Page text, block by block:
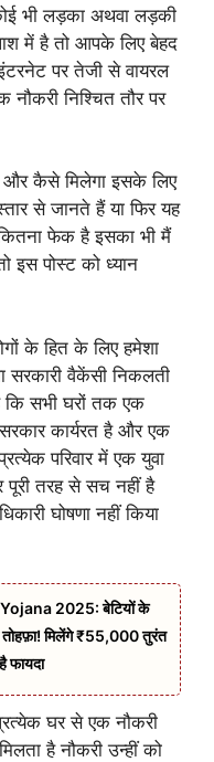
भी लड़का अथवा लड़की
में है तो आपके लिए बेहद
पर तेजी से वायरल
नौकरी निश्चित तौर पर
और कैसे मिलेगा इसके लिए
से जानते हैं या फिर यह
फेक है इसका भी मैं
इस पोस्ट को ध्यान
के हित के लिए हमेशा
सरकारी वैकेंसी निकलती
कि सभी घरों तक एक
कार्यरत है और एक
परिवार में एक युवा
पूरी तरह से सच नहीं है
घोषणा नहीं किया
2025: बेटियों के
तोहफ़ा! मिलेंगे ₹55,000 तुरंत
फायदा
घर से एक नौकरी
है नौकरी उन्हीं को